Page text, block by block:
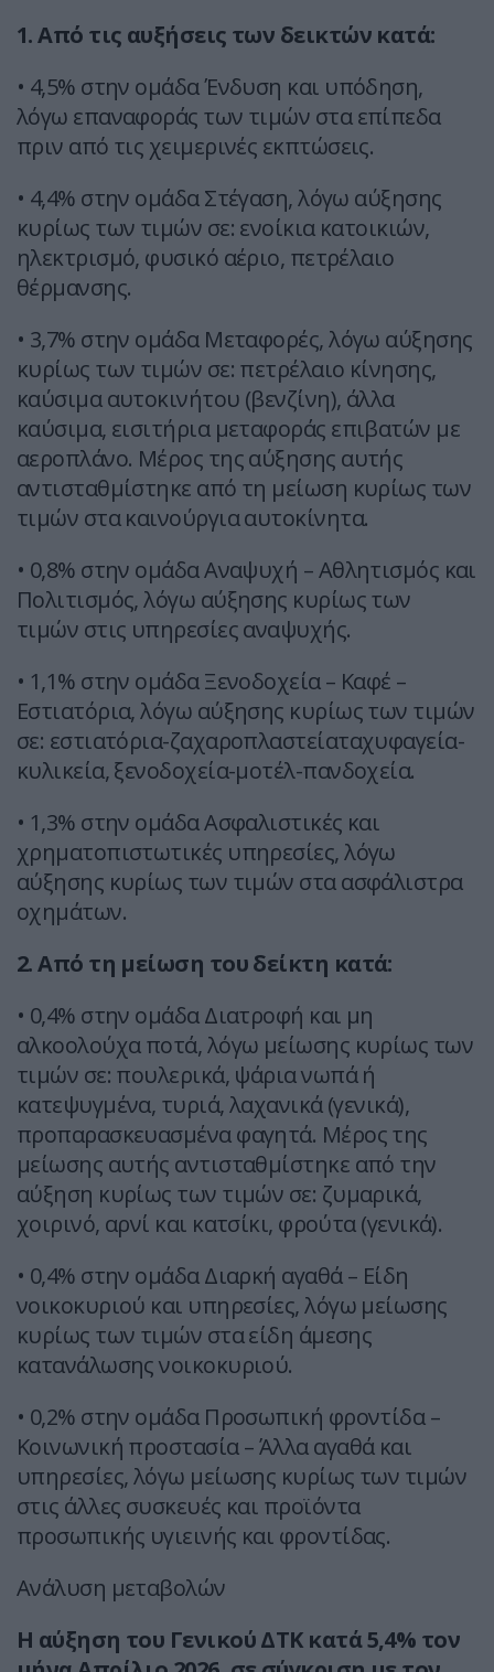
1. Από τις αυξήσεις των δεικτών κατά:
• 4,5% στην ομάδα Ένδυση και υπόδηση,
λόγω επαναφοράς των τιμών στα επίπεδα
πριν από τις χειμερινές εκπτώσεις.
• 4,4% στην ομάδα Στέγαση, λόγω αύξησης
κυρίως των τιμών σε: ενοίκια κατοικιών,
ηλεκτρισμό, φυσικό αέριο, πετρέλαιο
θέρμανσης.
• 3,7% στην ομάδα Μεταφορές, λόγω αύξησης
κυρίως των τιμών σε: πετρέλαιο κίνησης,
καύσιμα αυτοκινήτου (βενζίνη), άλλα
καύσιμα, εισιτήρια μεταφοράς επιβατών με
αεροπλάνο. Μέρος της αύξησης αυτής
αντισταθμίστηκε από τη μείωση κυρίως των
τιμών στα καινούργια αυτοκίνητα.
• 0,8% στην ομάδα Αναψυχή – Αθλητισμός και
Πολιτισμός, λόγω αύξησης κυρίως των
τιμών στις υπηρεσίες αναψυχής.
• 1,1% στην ομάδα Ξενοδοχεία – Καφέ –
Εστιατόρια, λόγω αύξησης κυρίως των τιμών
σε: εστιατόρια-ζαχαροπλαστείαταχυφαγεία-
κυλικεία, ξενοδοχεία-μοτέλ-πανδοχεία.
• 1,3% στην ομάδα Ασφαλιστικές και
χρηματοπιστωτικές υπηρεσίες, λόγω
αύξησης κυρίως των τιμών στα ασφάλιστρα
οχημάτων.
2. Από τη μείωση του δείκτη κατά:
• 0,4% στην ομάδα Διατροφή και μη
αλκοολούχα ποτά, λόγω μείωσης κυρίως των
τιμών σε: πουλερικά, ψάρια νωπά ή
κατεψυγμένα, τυριά, λαχανικά (γενικά),
προπαρασκευασμένα φαγητά. Μέρος της
μείωσης αυτής αντισταθμίστηκε από την
αύξηση κυρίως των τιμών σε: ζυμαρικά,
χοιρινό, αρνί και κατσίκι, φρούτα (γενικά).
• 0,4% στην ομάδα Διαρκή αγαθά – Είδη
νοικοκυριού και υπηρεσίες, λόγω μείωσης
κυρίως των τιμών στα είδη άμεσης
κατανάλωσης νοικοκυριού.
• 0,2% στην ομάδα Προσωπική φροντίδα –
Κοινωνική προστασία – Άλλα αγαθά και
υπηρεσίες, λόγω μείωσης κυρίως των τιμών
στις άλλες συσκευές και προϊόντα
προσωπικής υγιεινής και φροντίδας.
Ανάλυση μεταβολών
Η αύξηση του Γενικού ΔΤΚ κατά 5,4% τον